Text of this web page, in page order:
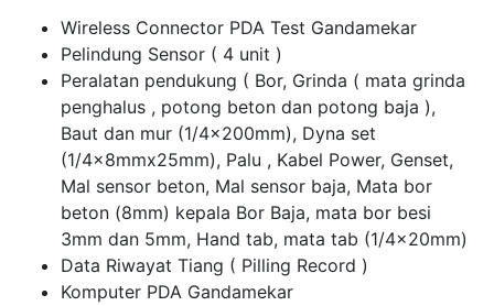
Wireless Connector PDA Test Gandamekar
Pelindung Sensor ( 4 unit )
Peralatan pendukung ( Bor, Grinda ( mata grinda
penghalus , potong beton dan potong baja ),
Baut dan mur (1/4x200mm), Dyna set
(1/4x8mmx25mm), Palu , Kabel Power, Genset,
Mal sensor beton, Mal sensor baja, Mata bor
beton (8mm) kepala Bor Baja, mata bor besi
3mm dan 5mm, Hand tab, mata tab (1/4x20mm)
Data Riwayat Tiang ( Pilling Record )
Komputer PDA Gandamekar